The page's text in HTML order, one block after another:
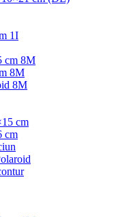
1I
cm 8M
8M
8M
cm
cm